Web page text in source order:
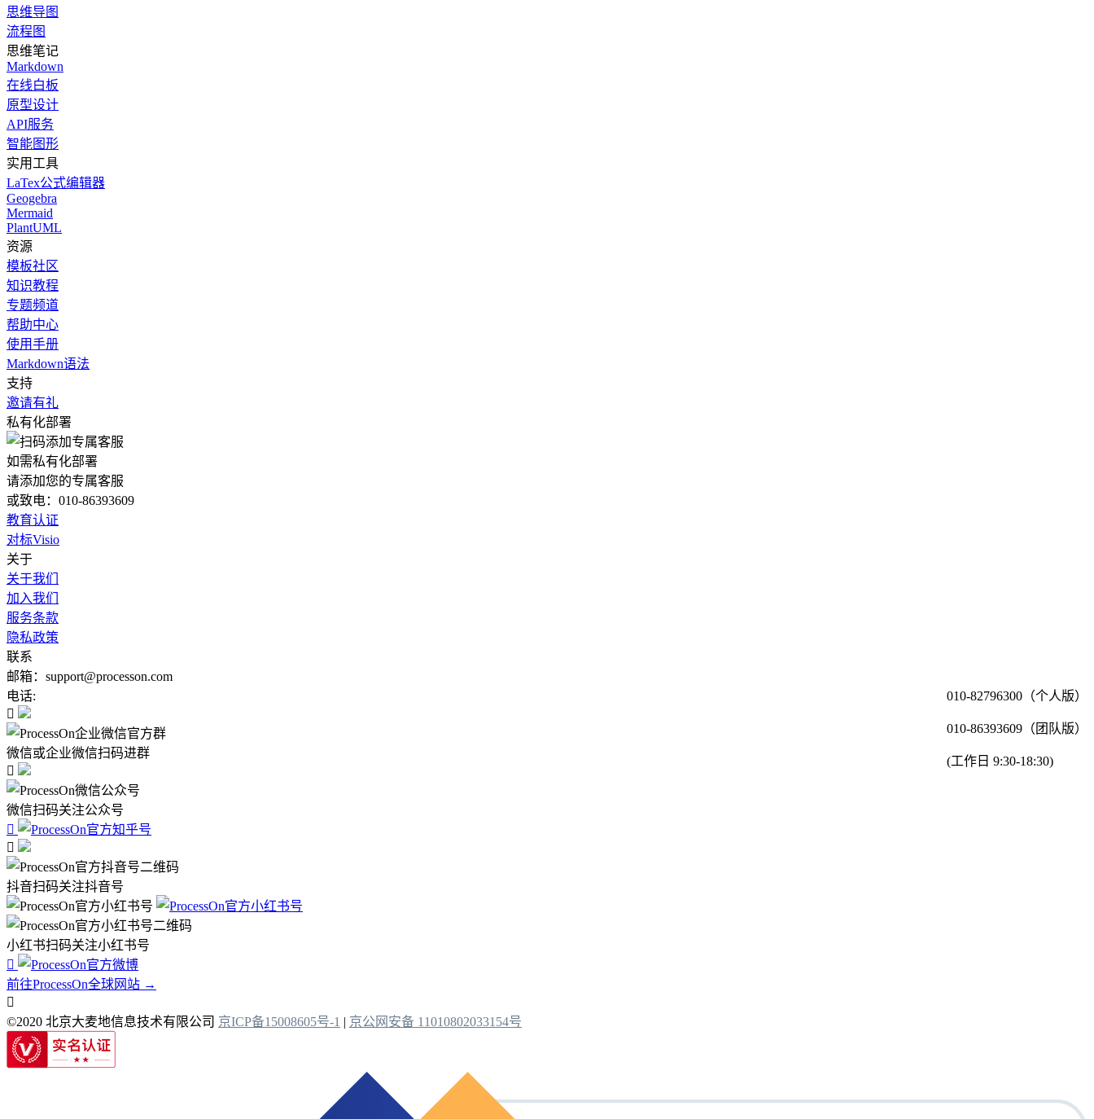
思维导图
流程图
思维笔记
Markdown
在线白板
原型设计
API服务
智能图形
实用工具
LaTex公式编辑器
Geogebra
Mermaid
PlantUML
资源
模板社区
知识教程
专题频道
帮助中心
使用手册
Markdown语法
支持
邀请有礼
私有化部署
如需私有化部署
请添加您的专属客服
或致电：010-86393609
教育认证
对标Visio
关于
关于我们
加入我们
服务条款
隐私政策
联系
邮箱：support@processon.com
电话:
010-82796300（个人版）
010-86393609（团队版）
(工作日 9:30-18:30)

微信或企业微信扫码进群

微信扫码关注公众号


抖音扫码关注抖音号
小红书扫码关注小红书号

前往ProcessOn全球网站 →

©2020 北京大麦地信息技术有限公司 京ICP备15008605号-1 | 京公网安备 11010802033154号